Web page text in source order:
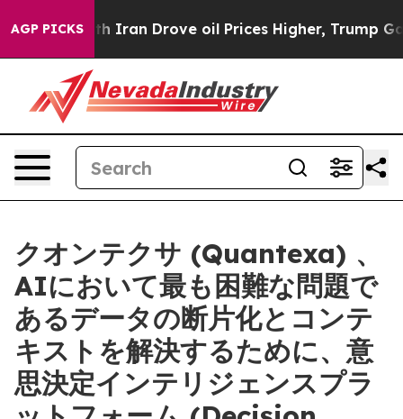
AGP PICKS
With Iran Drove oil Prices Higher, Trump Gave
クオンテクサ (Quantexa) 、
AIにおいて最も困難な問題で
あるデータの断片化とコンテ
キストを解決するために、意
思決定インテリジェンスプラ